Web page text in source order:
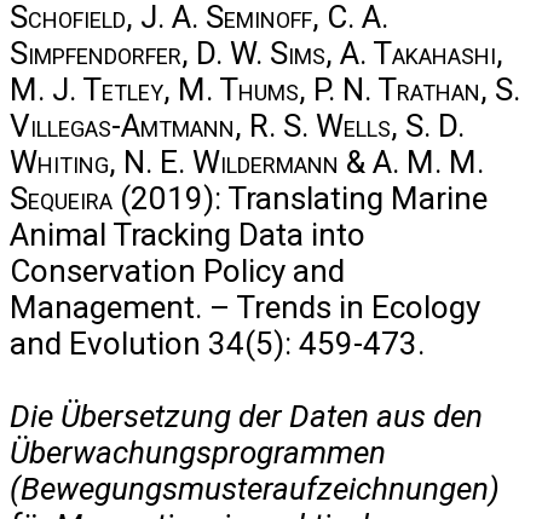
Schofield, J. A. Seminoff, C. A.
Simpfendorfer, D. W. Sims, A. Takahashi,
M. J. Tetley, M. Thums, P. N. Trathan, S.
Villegas-Amtmann, R. S. Wells, S. D.
Whiting, N. E. Wildermann & A. M. M.
Sequeira (2019): Translating Marine
Animal Tracking Data into
Conservation Policy and
Management. – Trends in Ecology
and Evolution 34(5): 459-473.
Die Übersetzung der Daten aus den
Überwachungsprogrammen
(Bewegungsmusteraufzeichnungen)